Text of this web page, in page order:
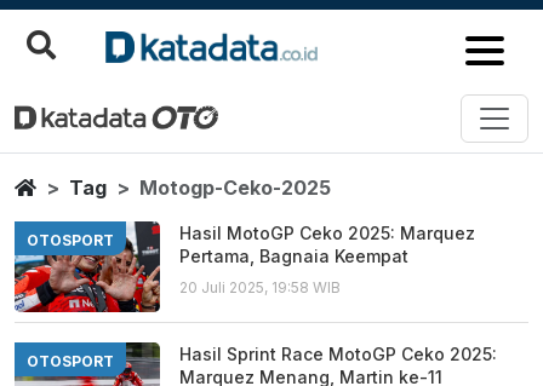
Motogp Ceko 2025
Berita Terbaru
HomeTag Motogp-Ceko-2025
OTOSPORT
Hasil MotoGP Ceko 2025: Marquez
Pertama, Bagnaia Keempat
20 Juli 2025, 19:58 WIB
OTOSPORT
Hasil Sprint Race MotoGP Ceko 2025:
Marquez Menang, Martin ke-11